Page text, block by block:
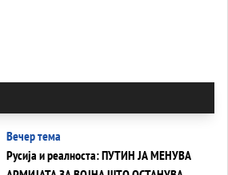
Вечер тема
Русија и реалноста: ПУТИН ЈА МЕНУВА